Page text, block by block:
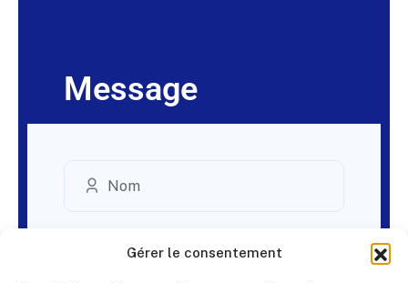
Gérer le consentement
Message